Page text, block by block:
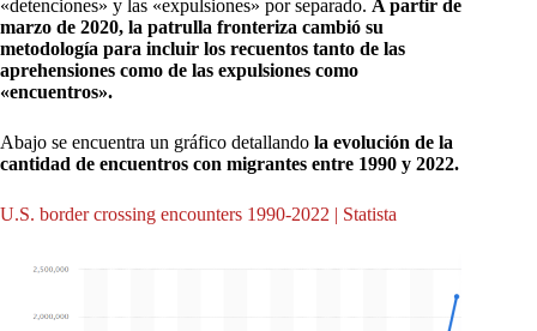
«detenciones» y las «expulsiones» por separado. A partir de
marzo de 2020, la patrulla fronteriza cambió su
metodología para incluir los recuentos tanto de las
aprehensiones como de las expulsiones como
«encuentros».
Abajo se encuentra un gráfico detallando la evolución de la
cantidad de encuentros con migrantes entre 1990 y 2022.
U.S. border crossing encounters 1990-2022 | Statista